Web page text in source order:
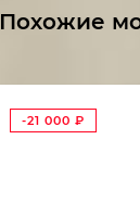
Похожие
-21 000 ₽